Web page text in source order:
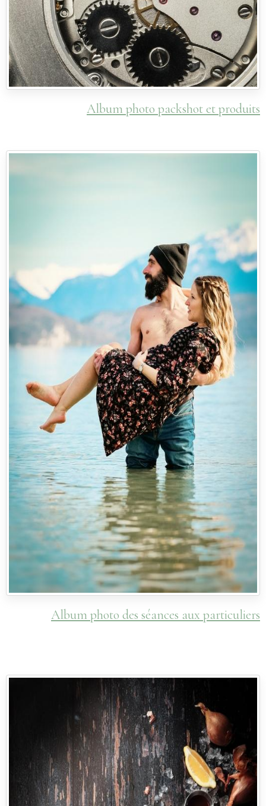
Album photo packshot et produits
Album photo des séances aux particuliers